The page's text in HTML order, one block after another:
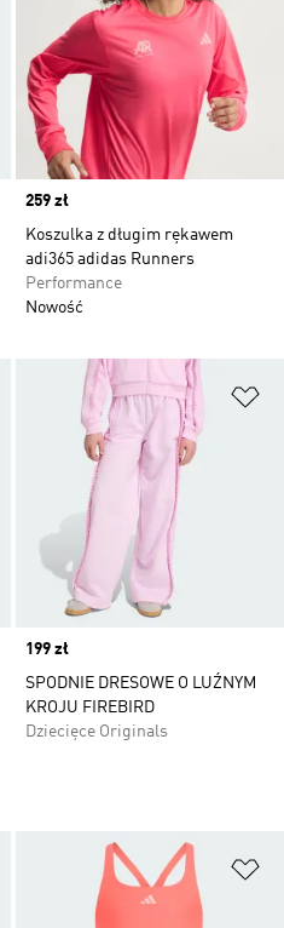
Price
259 zł
Koszulka z długim rękawem
adi365 adidas Runners
Performance
Nowość
Dodaj do listy życzeń
Price
199 zł
SPODNIE DRESOWE O LUŹNYM
KROJU FIREBIRD
Dziecięce Originals
Dodaj do listy życzeń